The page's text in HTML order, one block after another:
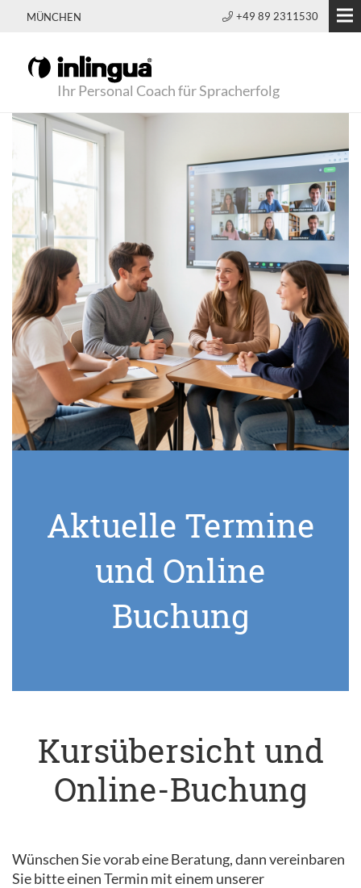
MÜNCHEN +49 89 2311530
Ihr Personal Coach für Spracherfolg
Aktuelle Termine
und Online
Buchung
Kursübersicht und
Online-Buchung
Wünschen Sie vorab eine Beratung, dann vereinbaren
Sie bitte einen Termin mit einem unserer